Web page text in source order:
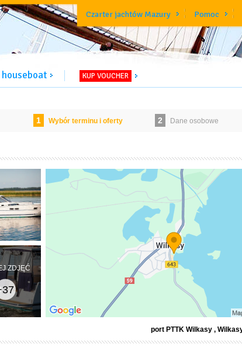
Czarter jachtów Mazury Pomoc
KUP VOUCHER
1 Wybór terminu i oferty 2 Dane osobowe
ZDJĘĆ
port PTTK Wilkasy ,